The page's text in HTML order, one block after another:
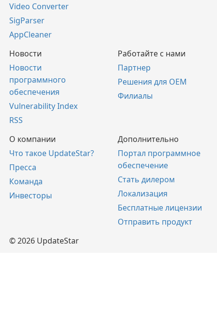
Video Converter
SigParser
AppCleaner
Новости
Новости
программного
обеспечения
Vulnerability Index
RSS
Работайте с нами
Партнер
Решения для OEM
Филиалы
О компании
Что такое UpdateStar?
Пресса
Команда
Инвесторы
Дополнительно
Портал программное
обеспечение
Стать дилером
Локализация
Бесплатные лицензии
Отправить продукт
© 2026 UpdateStar